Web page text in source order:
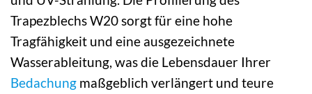
Trapezblechs W20 sorgt für eine hohe
Tragfähigkeit und eine ausgezeichnete
Wasserableitung, was die Lebensdauer Ihrer
Bedachung maßgeblich verlängert und teure